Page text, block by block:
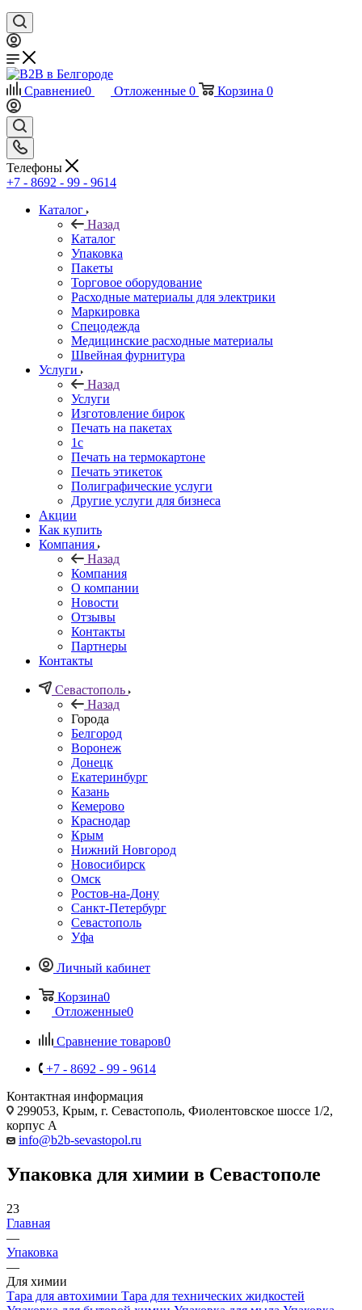
Сравнение0 Отложенные 0 Корзина 0
Телефоны
+7 - 8692 - 99 - 9614
Каталог
Назад
Каталог
Упаковка
Пакеты
Торговое оборудование
Расходные материалы для электрики
Маркировка
Спецодежда
Медицинские расходные материалы
Швейная фурнитура
Услуги
Назад
Услуги
Изготовление бирок
Печать на пакетах
1c
Печать на термокартоне
Печать этикеток
Полиграфические услуги
Другие услуги для бизнеса
Акции
Как купить
Компания
Назад
Компания
О компании
Новости
Отзывы
Контакты
Партнеры
Контакты
Севастополь
Назад
Города
Белгород
Воронеж
Донецк
Екатеринбург
Казань
Кемерово
Краснодар
Крым
Нижний Новгород
Новосибирск
Омск
Ростов-на-Дону
Санкт-Петербург
Севастополь
Уфа
Личный кабинет
Корзина0
Отложенные0
Сравнение товаров0
+7 - 8692 - 99 - 9614
Контактная информация
299053, Крым, г. Севастополь, Фиолентовское шоссе 1/2,
корпус А
info@b2b-sevastopol.ru
Упаковка для химии в Севастополе
23
Главная
—
Упаковка
—
Для химии
Тара для автохимии Тара для технических жидкостей